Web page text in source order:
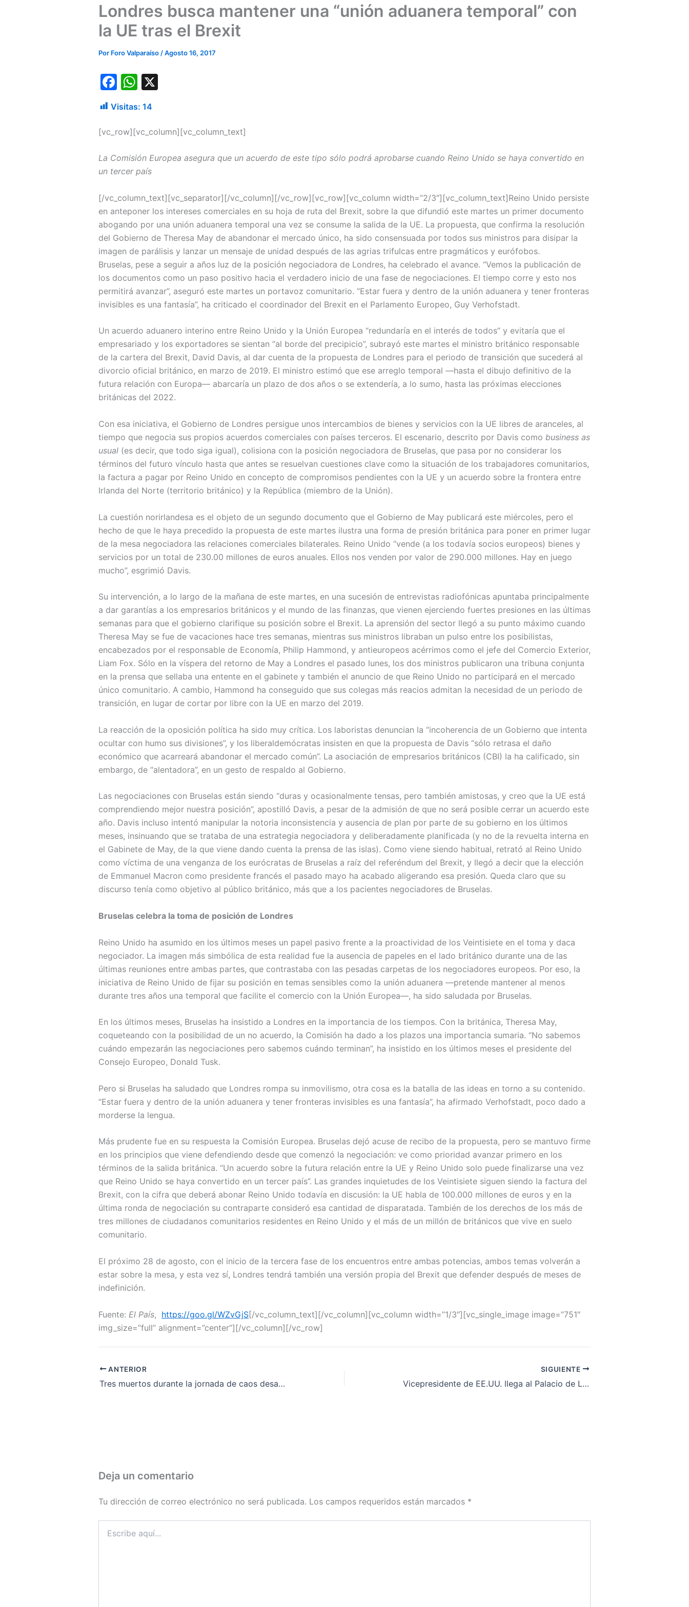
Londres busca mantener una “unión aduanera temporal” con
la UE tras el Brexit
Por Foro Valparaíso /Agosto 16, 2017
F
c
e
o
o
k
W
at
s
p
p
Visitas: 14
[vc_row][vc_column][vc_column_text]
La Comisión Europea asegura que un acuerdo de este tipo sólo podrá aprobarse cuando Reino Unido se haya convertido en
un tercer país
[/vc_column_text][vc_separator][/vc_column][/vc_row][vc_row][vc_column width=”2/3″][vc_column_text]Reino Unido persiste
en anteponer los intereses comerciales en su hoja de ruta del Brexit, sobre la que difundió este martes un primer documento
abogando por una unión aduanera temporal una vez se consume la salida de la UE. La propuesta, que confirma la resolución
del Gobierno de Theresa May de abandonar el mercado único, ha sido consensuada por todos sus ministros para disipar la
imagen de parálisis y lanzar un mensaje de unidad después de las agrias trifulcas entre pragmáticos y eurófobos.
Bruselas, pese a seguir a años luz de la posición negociadora de Londres, ha celebrado el avance. “Vemos la publicación de
los documentos como un paso positivo hacia el verdadero inicio de una fase de negociaciones. El tiempo corre y esto nos
permitirá avanzar”, aseguró este martes un portavoz comunitario. “Estar fuera y dentro de la unión aduanera y tener fronteras
invisibles es una fantasía”, ha criticado el coordinador del Brexit en el Parlamento Europeo, Guy Verhofstadt.
Un acuerdo aduanero interino entre Reino Unido y la Unión Europea “redundaría en el interés de todos” y evitaría que el
empresariado y los exportadores se sientan “al borde del precipicio”, subrayó este martes el ministro británico responsable
de la cartera del Brexit, David Davis, al dar cuenta de la propuesta de Londres para el periodo de transición que sucederá al
divorcio oficial británico, en marzo de 2019. El ministro estimó que ese arreglo temporal —hasta el dibujo definitivo de la
futura relación con Europa— abarcaría un plazo de dos años o se extendería, a lo sumo, hasta las próximas elecciones
británicas del 2022.
Con esa iniciativa, el Gobierno de Londres persigue unos intercambios de bienes y servicios con la UE libres de aranceles, al
tiempo que negocia sus propios acuerdos comerciales con países terceros. El escenario, descrito por Davis como business as
usual (es decir, que todo siga igual), colisiona con la posición negociadora de Bruselas, que pasa por no considerar los
términos del futuro vínculo hasta que antes se resuelvan cuestiones clave como la situación de los trabajadores comunitarios,
la factura a pagar por Reino Unido en concepto de compromisos pendientes con la UE y un acuerdo sobre la frontera entre
Irlanda del Norte (territorio británico) y la República (miembro de la Unión).
La cuestión norirlandesa es el objeto de un segundo documento que el Gobierno de May publicará este miércoles, pero el
hecho de que le haya precedido la propuesta de este martes ilustra una forma de presión británica para poner en primer lugar
de la mesa negociadora las relaciones comerciales bilaterales. Reino Unido “vende (a los todavía socios europeos) bienes y
servicios por un total de 230.00 millones de euros anuales. Ellos nos venden por valor de 290.000 millones. Hay en juego
mucho”, esgrimió Davis.
Su intervención, a lo largo de la mañana de este martes, en una sucesión de entrevistas radiofónicas apuntaba principalmente
a dar garantías a los empresarios británicos y el mundo de las finanzas, que vienen ejerciendo fuertes presiones en las últimas
semanas para que el gobierno clarifique su posición sobre el Brexit. La aprensión del sector llegó a su punto máximo cuando
Theresa May se fue de vacaciones hace tres semanas, mientras sus ministros libraban un pulso entre los posibilistas,
encabezados por el responsable de Economía, Philip Hammond, y antieuropeos acérrimos como el jefe del Comercio Exterior,
Liam Fox. Sólo en la víspera del retorno de May a Londres el pasado lunes, los dos ministros publicaron una tribuna conjunta
en la prensa que sellaba una entente en el gabinete y también el anuncio de que Reino Unido no participará en el mercado
único comunitario. A cambio, Hammond ha conseguido que sus colegas más reacios admitan la necesidad de un periodo de
transición, en lugar de cortar por libre con la UE en marzo del 2019.
La reacción de la oposición política ha sido muy crítica. Los laboristas denuncian la “incoherencia de un Gobierno que intenta
ocultar con humo sus divisiones”, y los liberaldemócratas insisten en que la propuesta de Davis “sólo retrasa el daño
económico que acarreará abandonar el mercado común”. La asociación de empresarios británicos (CBI) la ha calificado, sin
embargo, de “alentadora”, en un gesto de respaldo al Gobierno.
Las negociaciones con Bruselas están siendo “duras y ocasionalmente tensas, pero también amistosas, y creo que la UE está
comprendiendo mejor nuestra posición”, apostilló Davis, a pesar de la admisión de que no será posible cerrar un acuerdo este
año. Davis incluso intentó manipular la notoria inconsistencia y ausencia de plan por parte de su gobierno en los últimos
meses, insinuando que se trataba de una estrategia negociadora y deliberadamente planificada (y no de la revuelta interna en
el Gabinete de May, de la que viene dando cuenta la prensa de las islas). Como viene siendo habitual, retrató al Reino Unido
como víctima de una venganza de los eurócratas de Bruselas a raíz del referéndum del Brexit, y llegó a decir que la elección
de Emmanuel Macron como presidente francés el pasado mayo ha acabado aligerando esa presión. Queda claro que su
discurso tenía como objetivo al público británico, más que a los pacientes negociadores de Bruselas.
Bruselas celebra la toma de posición de Londres
Reino Unido ha asumido en los últimos meses un papel pasivo frente a la proactividad de los Veintisiete en el toma y daca
negociador. La imagen más simbólica de esta realidad fue la ausencia de papeles en el lado británico durante una de las
últimas reuniones entre ambas partes, que contrastaba con las pesadas carpetas de los negociadores europeos. Por eso, la
iniciativa de Reino Unido de fijar su posición en temas sensibles como la unión aduanera —pretende mantener al menos
durante tres años una temporal que facilite el comercio con la Unión Europea—, ha sido saludada por Bruselas.
En los últimos meses, Bruselas ha insistido a Londres en la importancia de los tiempos. Con la británica, Theresa May,
coqueteando con la posibilidad de un no acuerdo, la Comisión ha dado a los plazos una importancia sumaria. “No sabemos
cuándo empezarán las negociaciones pero sabemos cuándo terminan”, ha insistido en los últimos meses el presidente del
Consejo Europeo, Donald Tusk.
Pero si Bruselas ha saludado que Londres rompa su inmovilismo, otra cosa es la batalla de las ideas en torno a su contenido.
“Estar fuera y dentro de la unión aduanera y tener fronteras invisibles es una fantasía”, ha afirmado Verhofstadt, poco dado a
morderse la lengua.
Más prudente fue en su respuesta la Comisión Europea. Bruselas dejó acuse de recibo de la propuesta, pero se mantuvo firme
en los principios que viene defendiendo desde que comenzó la negociación: ve como prioridad avanzar primero en los
términos de la salida británica. “Un acuerdo sobre la futura relación entre la UE y Reino Unido solo puede finalizarse una vez
que Reino Unido se haya convertido en un tercer país”. Las grandes inquietudes de los Veintisiete siguen siendo la factura del
Brexit, con la cifra que deberá abonar Reino Unido todavía en discusión: la UE habla de 100.000 millones de euros y en la
última ronda de negociación su contraparte consideró esa cantidad de disparatada. También de los derechos de los más de
tres millones de ciudadanos comunitarios residentes en Reino Unido y el más de un millón de británicos que vive en suelo
comunitario.
El próximo 28 de agosto, con el inicio de la tercera fase de los encuentros entre ambas potencias, ambos temas volverán a
estar sobre la mesa, y esta vez sí, Londres tendrá también una versión propia del Brexit que defender después de meses de
indefinición.
Fuente: El País, https://goo.gl/WZvGjS[/vc_column_text][/vc_column][vc_column width=”1/3″][vc_single_image image=”751″
img_size=”full” alignment=”center”][/vc_column][/vc_row]
ANTERIOR
Tres muertos durante la jornada de caos desatada en Charlottesville por una manifestación racista
SIGUIENTE
Vicepresidente de EE.UU. llega al Palacio de La Moneda para sostener encuentro con Bachelet
Deja un comentario
Tu dirección de correo electrónico no será publicada. Los campos requeridos están marcados *
aquí...